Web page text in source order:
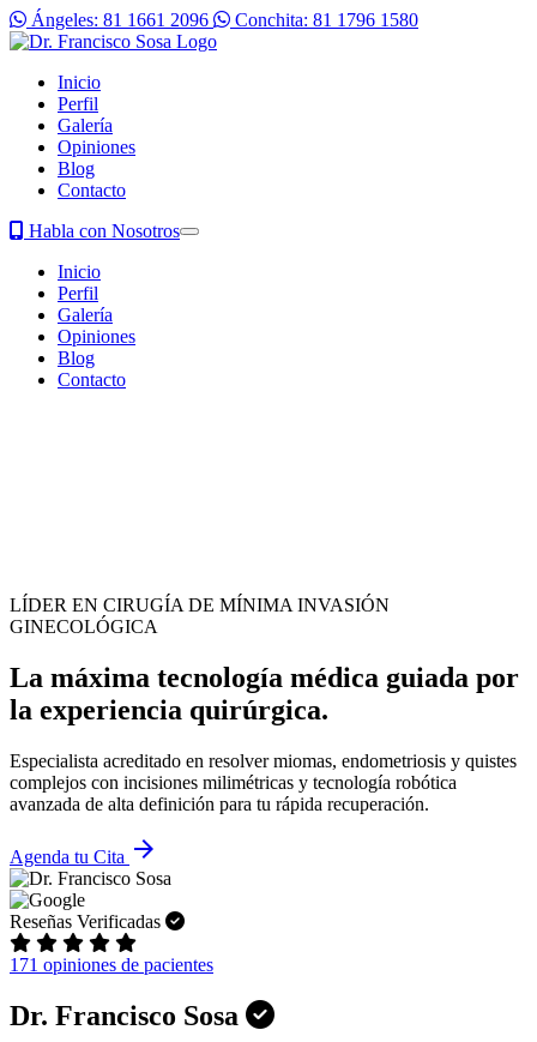
Ángeles: 81 1661 2096 Conchita: 81 1796 1580
Inicio
Perfil
Galería
Opiniones
Blog
Contacto
Habla con Nosotros
Inicio
Perfil
Galería
Opiniones
Blog
Contacto
LÍDER EN CIRUGÍA DE MÍNIMA INVASIÓN
GINECOLÓGICA
La máxima tecnología médica guiada por
la experiencia quirúrgica.
Especialista acreditado en resolver miomas, endometriosis y quistes
complejos con incisiones milimétricas y tecnología robótica
avanzada de alta definición para tu rápida recuperación.
Agenda tu Cita arrow_forward
Reseñas Verificadas
171 opiniones de pacientes
Dr. Francisco Sosa